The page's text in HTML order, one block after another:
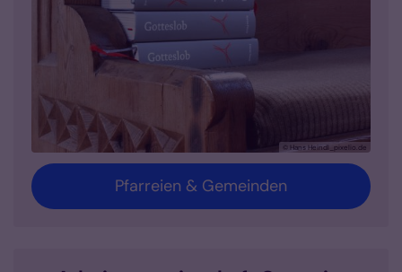
© Hans Heindl_pixelio.de
Pfarreien & Gemeinden